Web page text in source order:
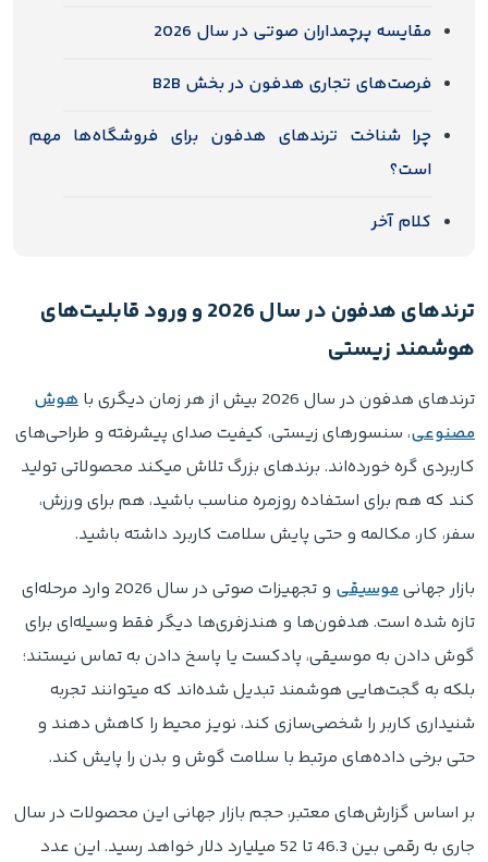
مقایسه پرچمداران صوتی در سال 2026
فرصت‌های تجاری هدفون در بخش B2B
چرا شناخت ترندهای هدفون برای فروشگاه‌ها مهم
است؟
کلام آخر
ترندهای هدفون در سال 2026 و ورود قابلیت‌های
هوشمند زیستی
ترندهای هدفون در سال 2026 بیش از هر زمان دیگری با
هوش
مصنوعی، سنسورهای زیستی، کیفیت صدای پیشرفته و طراحی‌های
کاربردی گره خورده‌اند. برندهای بزرگ تلاش میکند محصولاتی تولید
کند که هم برای استفاده روزمره مناسب باشید، هم برای ورزش،
سفر، کار، مکالمه و حتی پایش سلامت کاربرد داشته باشید.
بازار جهانیموسیقی
و تجهیزات صوتی در سال 2026 وارد مرحله‌ای
تازه شده است. هدفون‌ها و هندزفری‌ها دیگر فقط وسیله‌ای برای
گوش دادن به موسیقی، پادکست یا پاسخ دادن به تماس نیستند؛
بلکه به گجت‌هایی هوشمند تبدیل شده‌اند که میتوانند تجربه
شنیداری کاربر را شخصی‌سازی کند، نویز محیط را کاهش دهند و
حتی برخی داده‌های مرتبط با سلامت گوش و بدن را پایش کند.
بر اساس گزارش‌های معتبر، حجم بازار جهانی این محصولات در سال
جاری به رقمی بین 46.3 تا 52 میلیارد دلار خواهد رسید. این عدد